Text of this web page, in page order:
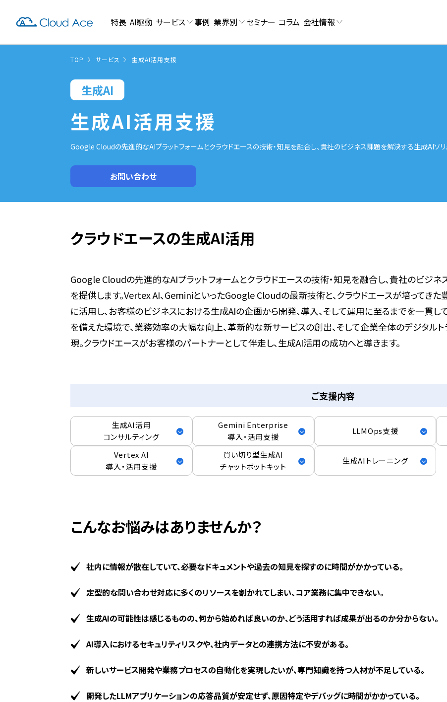
特長 AI駆動 サービス 事例 業界別 セミナー コラム 会社情報
TOP サービス 生成AI活用支援
生成AI
生成AI活用支援
Google Cloudの先進的なAIプラットフォームとクラウドエースの技術・知見を融合し、貴社のビジネス課題を解決する生成AIソリ
お問い合わせ
クラウドエースの生成AI活用
Google Cloudの先進的なAIプラットフォームとクラウドエースの技術・知見を融合し、貴社のビジネ
を提供します。Vertex AI、GeminiといったGoogle Cloudの最新技術と、クラウドエースが培ってき
に活用し、お客様のビジネスにおける生成AIの企画から開発、導入、そして運用に至るまでを一貫し
を備えた環境で、業務効率の大幅な向上、革新的な新サービスの創出、そして企業全体のデジタルト
現。クラウドエースがお客様のパートナーとして伴走し、生成AI活用の成功へと導きます。
ご支援内容
生成AI活用
コンサルティング
Gemini Enterprise
導入・活用支援
LLMOps支援
Vertex AI
導入・活用支援
買い切り型生成AI
チャットボットキット
生成AIトレーニング
こんなお悩みはありませんか？
社内に情報が散在していて、必要なドキュメントや過去の知見を探すのに時間がかかっている。
定型的な問い合わせ対応に多くのリソースを割かれてしまい、コア業務に集中できない。
生成AIの可能性は感じるものの、何から始めれば良いのか、どう活用すれば成果が出るのか分からない。
AI導入におけるセキュリティリスクや、社内データとの連携方法に不安がある。
新しいサービス開発や業務プロセスの自動化を実現したいが、専門知識を持つ人材が不足している。
開発したLLMアプリケーションの応答品質が安定せず、原因特定やデバッグに時間がかかっている。